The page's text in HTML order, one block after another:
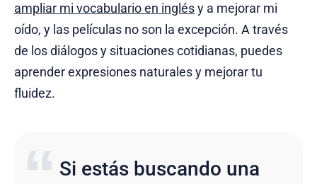
ampliar mi vocabulario en inglésy a mejorar mi
oído, y las películas no son la excepción. A través
de los diálogos y situaciones cotidianas, puedes
aprender expresiones naturales y mejorar tu
fluidez.
Si estás buscando una